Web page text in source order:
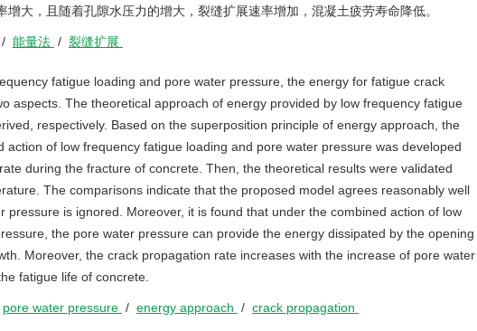
大，且随着孔隙水压力的增大，裂缝扩展速率增加，混凝土疲劳寿命降低。
/ 能量法 / 裂缝扩展
fatigue loading and pore water pressure, the energy for fatigue crack
aspects. The theoretical approach of energy provided by low frequency fatigue
respectively. Based on the superposition principle of energy approach, the
of low frequency fatigue loading and pore water pressure was developed
during the fracture of concrete. Then, the theoretical results were validated
The comparisons indicate that the proposed model agrees reasonably well
pressure is ignored. Moreover, it is found that under the combined action of low
the pore water pressure can provide the energy dissipated by the opening
Moreover, the crack propagation rate increases with the increase of pore water
fatigue life of concrete.
pore water pressure / energy approach / crack propagation